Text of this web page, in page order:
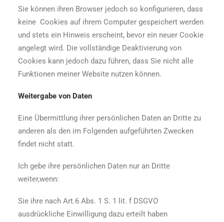
Sie können ihren Browser jedoch so konfigurieren, dass
keine Cookies auf ihrem Computer gespeichert werden
und stets ein Hinweis erscheint, bevor ein neuer Cookie
angelegt wird. Die vollständige Deaktivierung von
Cookies kann jedoch dazu führen, dass Sie nicht alle
Funktionen meiner Website nutzen können.
Weitergabe von Daten
Eine Übermittlung ihrer persönlichen Daten an Dritte zu
anderen als den im Folgenden aufgeführten Zwecken
findet nicht statt.
Ich gebe ihre persönlichen Daten nur an Dritte
weiter,wenn:
Sie ihre nach Art.6 Abs. 1 S. 1 lit. f DSGVO
ausdrückliche Einwilligung dazu erteilt haben